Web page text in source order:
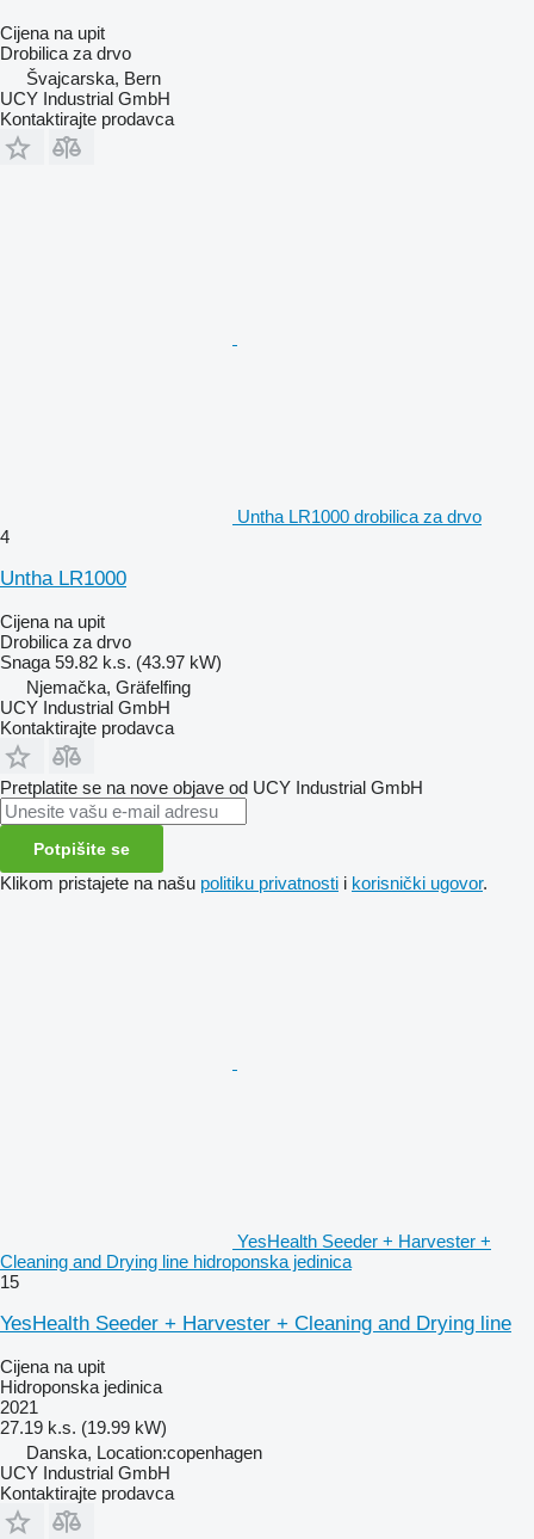
Cijena na upit
Drobilica za drvo
Švајcarska, Bern
UCY Industrial GmbH
Kontaktirajte prodavca
Untha LR1000 drobilica za drvo
4
Untha LR1000
Cijena na upit
Drobilica za drvo
Snaga 59.82 k.s. (43.97 kW)
Njemačka, Gräfelfing
UCY Industrial GmbH
Kontaktirajte prodavca
Pretplatite se na nove objave od UCY Industrial GmbH
Potpišite se
Klikom pristajete na našu politiku privatnosti i korisnički ugovor.
YesHealth Seeder + Harvester +
Cleaning and Drying line hidroponska jedinica
15
YesHealth Seeder + Harvester + Cleaning and Drying line
Cijena na upit
Hidroponska jedinica
2021
27.19 k.s. (19.99 kW)
Danska, Location:copenhagen
UCY Industrial GmbH
Kontaktirajte prodavca